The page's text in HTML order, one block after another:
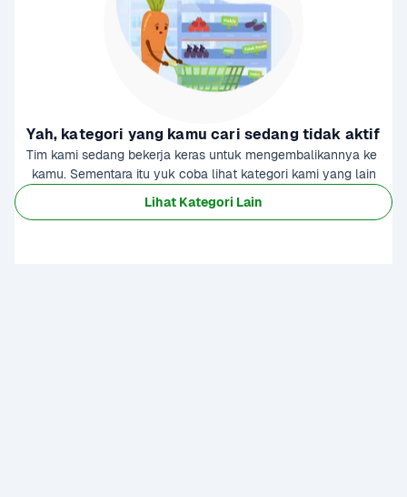
Yah, kategori yang kamu cari sedang tidak aktif
Tim kami sedang bekerja keras untuk mengembalikannya ke
kamu. Sementara itu yuk coba lihat kategori kami yang lain
Lihat Kategori Lain